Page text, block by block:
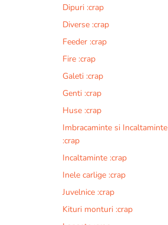
Dipuri :crap
Diverse :crap
Feeder :crap
Fire :crap
Galeti :crap
Genti :crap
Huse :crap
Imbracaminte si Incaltaminte
:crap
Incaltaminte :crap
Inele carlige :crap
Juvelnice :crap
Kituri monturi :crap